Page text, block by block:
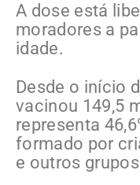
A dose está
moradores a
idade.
Desde o início
vacinou 149,5
representa
formado por
e outros